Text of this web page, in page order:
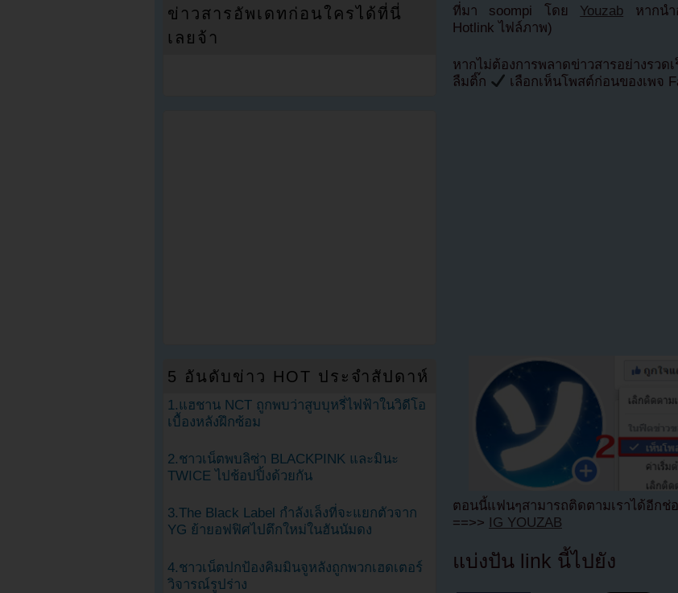
ที่มา soompi โดย Youzab หากนำ
Hotlink ไฟล์ภาพ)
หากไม่ต้องการพลาดข่าวสารอย่างรว
ลืมติ๊ก
เลือกเห็นโพสต์ก่อนของเพจ
ตอนนี้แฟนๆสามารถติดตามเราได้อีก
==>> IG YOUZAB
แบ่งปัน link นี้ไปยัง
ข่าวสารอัพเดทก่อนใครได้ที่นี่
เลยจ้า
5 อันดับข่าว HOT ประจำสัปดาห์
1.แฮชาน NCT ถูกพบว่าสูบบุหรี่ไฟฟ้าในวิดีโอ
เบื้องหลังฝึกซ้อม
2.ชาวเน็ตพบลิซ่า BLACKPINK และมินะ
TWICE ไปช้อปปิ้งด้วยกัน
3.The Black Label กำลังเล็งที่จะแยกตัวจาก
YG ย้ายอฟฟิศไปตึกใหม่ในฮันนัมดง
4.ชาวเน็ตปกป้องคิมมินจูหลังถูกพวกเฮดเตอร์
วิจารณ์รูปร่าง